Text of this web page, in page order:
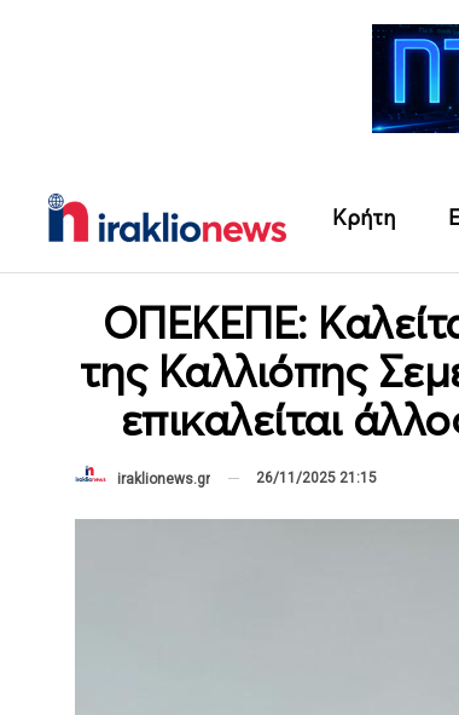
Κρήτη
ΟΠΕΚΕΠΕ:
της Καλλιόπης
επικαλείται
iraklionews.gr 26/11/2025 21:15